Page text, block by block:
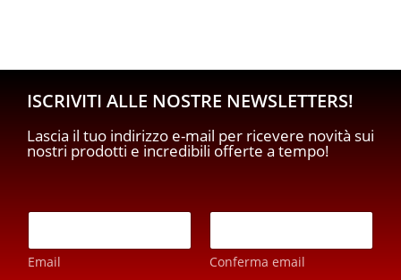
ISCRIVITI ALLE NOSTRE NEWSLETTERS!
Lascia il tuo indirizzo e-mail per ricevere novità sui
nostri prodotti e incredibili offerte a tempo!
E
a
iEmail Conferma email